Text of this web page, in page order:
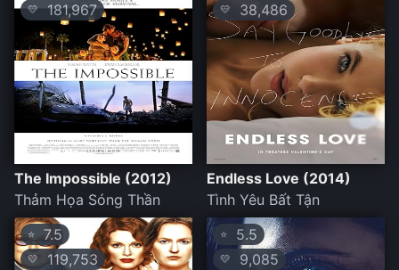
💛181,967
The Impossible (2012)
Thảm Họa Sóng Thần
💛 38,486
Endless Love (2014)
Tình Yêu Bất Tận
⭐ 7.5
💛 119,753
⭐ 5.5
💛 9,085